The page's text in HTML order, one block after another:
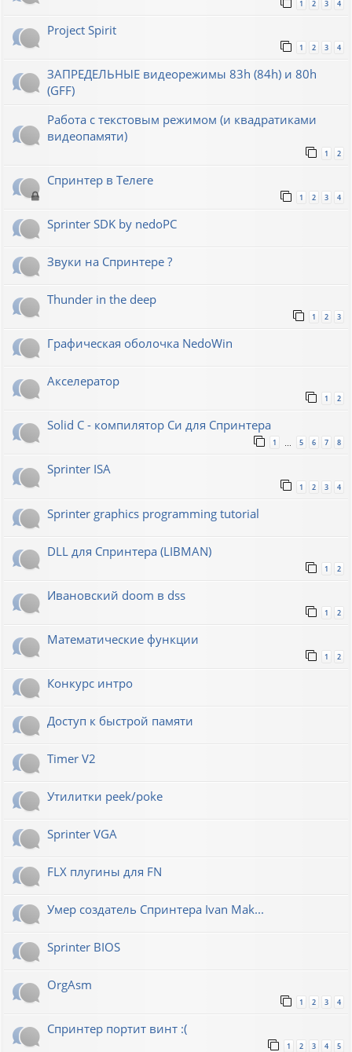
1 2 3 4
Project Spirit
1 2 3 4
ЗАПРЕДЕЛЬНЫЕ видеорежимы 83h (84h) и 80h
(GFF)
Работа с текстовым режимом (и квадратиками
видеопамяти)
1 2
Спринтер в Телеге
1 2 3 4
Sprinter SDK by nedoPC
Звуки на Спринтере ?
Thunder in the deep
1 2 3
Графическая оболочка NedoWin
Акселератор
1 2
Solid C - компилятор Си для Спринтера
1 … 5 6 7 8
Sprinter ISA
1 2 3 4
Sprinter graphics programming tutorial
DLL для Спринтера (LIBMAN)
1 2
Ивановский doom в dss
1 2
Математические функции
1 2
Конкурс интро
Доступ к быстрой памяти
Timer V2
Утилитки peek/poke
Sprinter VGA
FLX плугины для FN
Умер создатель Спринтера Ivan Mak...
Sprinter BIOS
OrgAsm
1 2 3 4
Спринтер портит винт :(
1 2 3 4 5